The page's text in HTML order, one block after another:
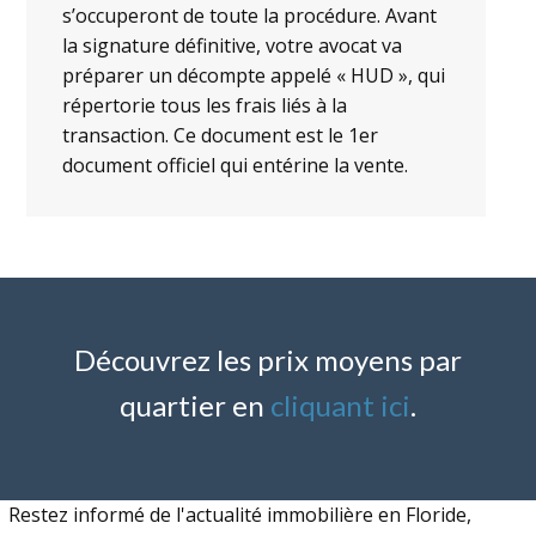
s’occuperont de toute la procédure. Avant
la signature définitive, votre avocat va
préparer un décompte appelé « HUD », qui
répertorie tous les frais liés à la
transaction. Ce document est le 1er
document officiel qui entérine la vente.
Découvrez les prix moyens par
quartier en cliquant ici.
Restez informé de l'actualité immobilière en Floride,